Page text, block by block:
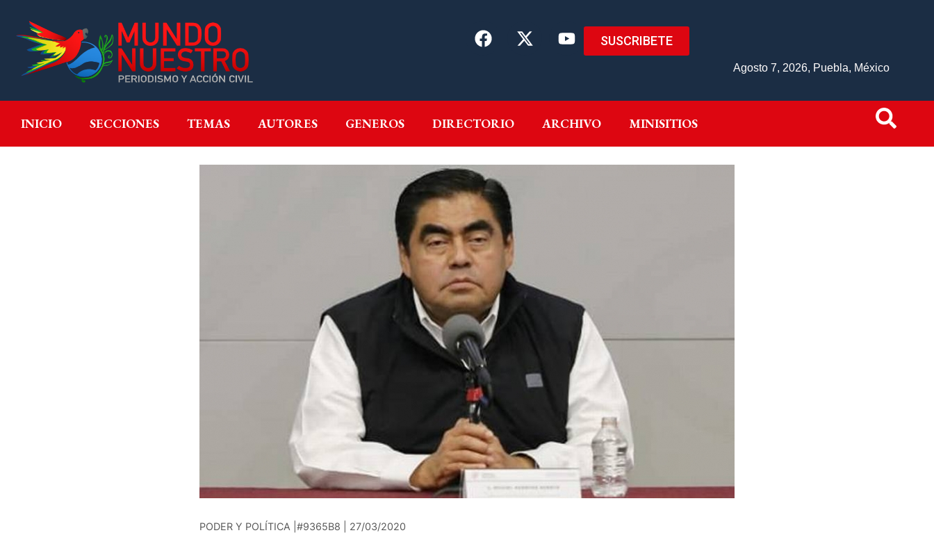
SUSCRIBETE
Agosto 7, 2026, Puebla, México
INICIO SECCIONES TEMAS AUTORES GENEROS DIRECTORIO ARCHIVO MINISITIOS
INICIO SECCIONES GENEROS DIRECTORIO ARCHIVO MINISITIOS
PODER Y POLÍTICA |#9365B8 | 27/03/2020